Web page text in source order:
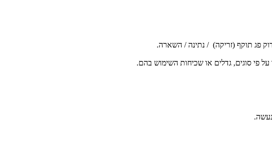
פג תוקף (זריקה) / נתינה / השארה.